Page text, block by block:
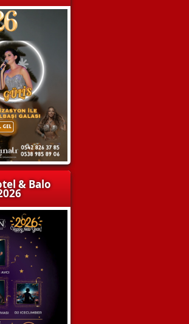
& Balo